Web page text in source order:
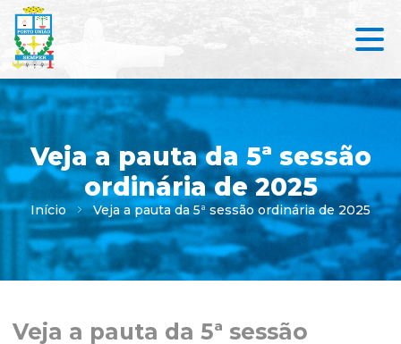
Veja a pauta da 5ª sessão
ordinária de 2025
Início Veja a pauta da 5ª sessão ordinária de 2025
Veja a pauta da 5ª sessão